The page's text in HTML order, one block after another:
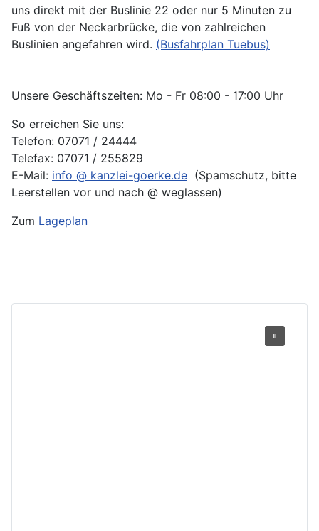
uns direkt mit der Buslinie 22 oder nur 5 Minuten zu
Fuß von der Neckarbrücke, die von zahlreichen
Buslinien angefahren wird. (Busfahrplan Tuebus)
Unsere Geschäftszeiten: Mo - Fr 08:00 - 17:00 Uhr
So erreichen Sie uns:
Telefon: 07071 / 24444
Telefax: 07071 / 255829
E-Mail: info @ kanzlei-goerke.de (Spamschutz, bitte
Leerstellen vor und nach @ weglassen)
Zum Lageplan